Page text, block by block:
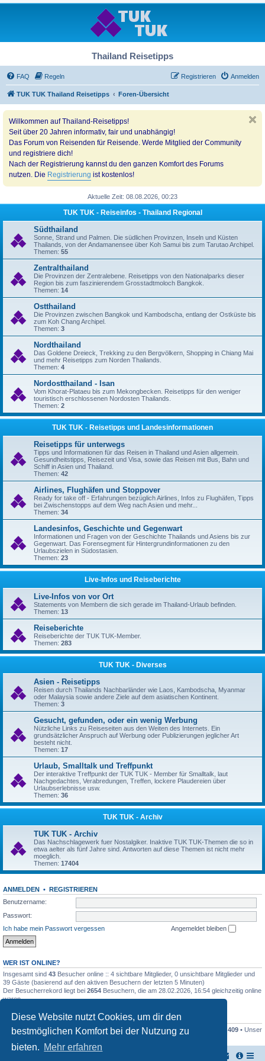
Diese Website nutzt Cookies, um dir den
bestmöglichen Komfort bei der Nutzung zu
bieten. Mehr erfahren
Thailand Reisetipps
FAQ Regeln Anmelden
Registrieren
TUK TUK Thailand Reisetipps Foren-Übersicht
Willkommen auf Thailand-Reisetipps!
Seit über 20 Jahren informativ, fair und unabhängig!
Das Forum von Reisenden für Reisende. Werde Mitglied der Community
und registriere dich!
Nach der Registrierung kannst du den ganzen Komfort des Forums
nutzen. Die Registrierung ist kostenlos!
Aktuelle Zeit: 08.08.2026, 00:23
TUK TUK - Reiseinfos - Thailand Regional
Südthailand
Sonne, Strand und Palmen. Die südlichen Provinzen, Inseln und Küsten
Thailands, von der Andamanensee über Koh Samui bis zum Tarutao Archipel.
Themen: 55
Zentralthailand
Die Provinzen der Zentralebene. Reisetipps von den Nationalparks dieser
Region bis zum faszinierendem Grosstadtmoloch Bangkok.
Themen: 14
Ostthailand
Die Provinzen zwischen Bangkok und Kambodscha, entlang der Ostküste bis
zum Koh Chang Archipel.
Themen: 3
Nordthailand
Das Goldene Dreieck, Trekking zu den Bergvölkern, Shopping in Chiang Mai
und mehr Reisetipps zum Norden Thailands.
Themen: 4
Nordostthailand - Isan
Vom Khorat-Plataeu bis zum Mekongbecken. Reisetipps für den weniger
touristisch erschlossenen Nordosten Thailands.
Themen: 2
TUK TUK - Reisetipps und Landesinformationen
Reisetipps für unterwegs
Tipps und Informationen für das Reisen in Thailand und Asien allgemein.
Gesundheitstipps, Reisezeit und Visa, sowie das Reisen mit Bus, Bahn und
Schiff in Asien und Thailand.
Themen: 42
Airlines, Flughäfen und Stoppover
Ready for take off - Erfahrungen bezüglich Airlines, Infos zu Flughäfen, Tipps
bei Zwischenstopps auf dem Weg nach Asien und mehr...
Themen: 34
Landesinfos, Geschichte und Gegenwart
Informationen und Fragen von der Geschichte Thailands und Asiens bis zur
Gegenwart. Das Forensegment für Hintergrundinformationen zu den
Urlaubszielen in Südostasien.
Themen: 23
Live-Infos und Reiseberichte
Live-Infos von vor Ort
Statements von Membern die sich gerade im Thailand-Urlaub befinden.
Themen: 13
Reiseberichte
Reiseberichte der TUK TUK-Member.
Themen: 283
TUK TUK - Diverses
Asien - Reisetipps
Reisen durch Thailands Nachbarländer wie Laos, Kambodscha, Myanmar
oder Malaysia sowie andere Ziele auf dem asiatischen Kontinent.
Themen: 3
Gesucht, gefunden, oder ein wenig Werbung
Nützliche Links zu Reiseseiten aus den Weiten des Internets. Ein
grundsätzlicher Anspruch auf Werbung oder Publizierungen jeglicher Art
besteht nicht.
Themen: 17
Urlaub, Smalltalk und Treffpunkt
Der interaktive Treffpunkt der TUK TUK - Member für Smalltalk, laut
Nachgedachtes, Verabredungen, Treffen, lockere Plaudereien über
Urlaubserlebnisse usw.
Themen: 36
TUK TUK - Archiv
TUK TUK - Archiv
Das Nachschlagewerk fuer Nostalgiker. Inaktive TUK TUK-Themen die so in
etwa aelter als fünf Jahre sind. Antworten auf diese Themen ist nicht mehr
moeglich.
Themen: 17404
ANMELDEN • REGISTRIEREN
Benutzername:
Passwort:
Ich habe mein Passwort vergessen
Angemeldet bleiben
WER IST ONLINE?
Insgesamt sind 43 Besucher online :: 4 sichtbare Mitglieder, 0 unsichtbare Mitglieder und
39 Gäste (basierend auf den aktiven Besuchern der letzten 5 Minuten)
Der Besucherrekord liegt bei 2654 Besuchern, die am 28.02.2026, 16:54 gleichzeitig online
waren.
STATISTIK
Beiträge insgesamt161446• Themen insgesamt17948• Mitglieder insgesamt 409 • Unser
neuestes Mitglied: